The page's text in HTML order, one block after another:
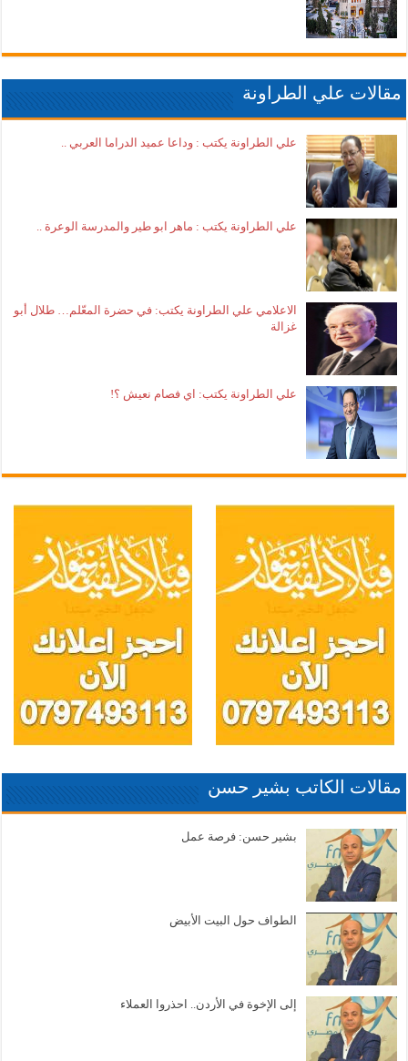
مقالات علي الطراونة
علي الطراونة يكتب : وداعا عميد الدراما العربي ..
علي الطراونة يكتب : ماهر ابو طير والمدرسة الوعرة ..
الاعلامي علي الطراونة يكتب: في حضرة المعّلم… طلال أبو
غزالة
علي الطراونة يكتب: اي فصام نعيش ؟!
مقالات الكاتب بشير حسن
بشير حسن: فرصة عمل
الطواف حول البيت الأبيض
إلى الإخوة في الأردن.. احذروا العملاء